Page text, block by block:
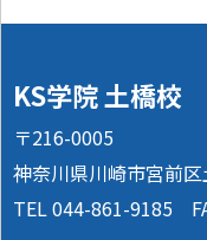
KS学院 土橋校
〒216-0005
神奈川県川崎市宮前
TEL 044-861-9185